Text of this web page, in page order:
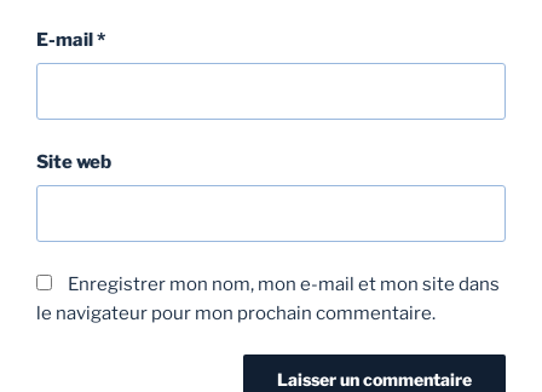
E-mail*
Site web
Enregistrer mon nom, mon e-mail et mon site dans
le navigateur pour mon prochain commentaire.